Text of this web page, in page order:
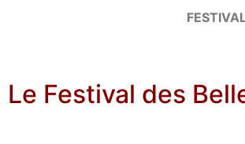
Le Festival des